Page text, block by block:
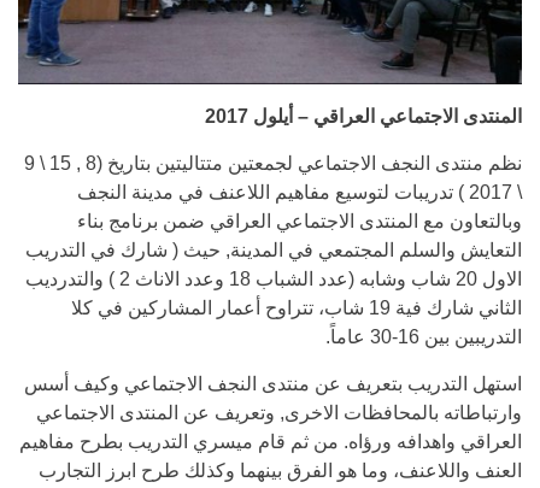
المنتدى الاجتماعي العراقي – أيلول 2017
نظم منتدى النجف الاجتماعي لجمعتين متتاليتين بتاريخ (8 , 15 \ 9
\ 2017 ) تدريبات لتوسيع مفاهيم اللاعنف في مدينة النجف
وبالتعاون مع المنتدى الاجتماعي العراقي ضمن برنامج بناء
التعايش والسلم المجتمعي في المدينة, حيث ( شارك في التدريب
الاول 20 شاب وشابه (عدد الشباب 18 وعدد الاناث 2 ) والتدرديب
الثاني شارك فية 19 شاب، تتراوح أعمار المشاركين في كلا
التدريبين بين 16-30 عاماً.
استهل التدريب بتعريف عن منتدى النجف الاجتماعي وكيف أسس
وارتباطاته بالمحافظات الاخرى, وتعريف عن المنتدى الاجتماعي
العراقي واهدافه ورؤاه. من ثم قام ميسري التدريب بطرح مفاهيم
العنف واللاعنف، وما هو الفرق بينهما وكذلك طرح ابرز التجارب